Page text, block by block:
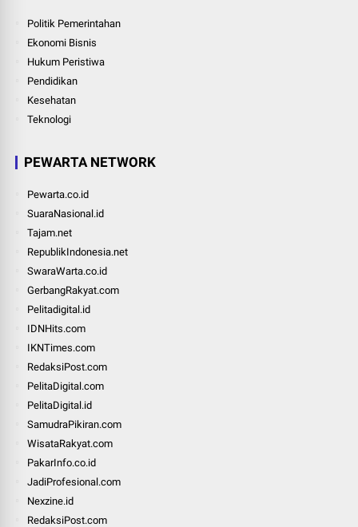
Politik Pemerintahan
Ekonomi Bisnis
Hukum Peristiwa
Pendidikan
Kesehatan
Teknologi
PEWARTA NETWORK
Pewarta.co.id
SuaraNasional.id
Tajam.net
RepublikIndonesia.net
SwaraWarta.co.id
GerbangRakyat.com
Pelitadigital.id
IDNHits.com
IKNTimes.com
RedaksiPost.com
PelitaDigital.com
PelitaDigital.id
SamudraPikiran.com
WisataRakyat.com
PakarInfo.co.id
JadiProfesional.com
Nexzine.id
RedaksiPost.com